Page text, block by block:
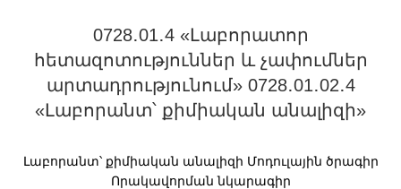
0728․01․4 «Լաբորատոր
հետազոտություններ և չափումներ
արտադրությունում» 0728․01․02․4
«Լաբորանտ՝ քիմիական անալիզի»
Լաբորանտ՝ քիմիական անալիզի Մոդուլային ծրագիր
Որակավորման նկարագիր